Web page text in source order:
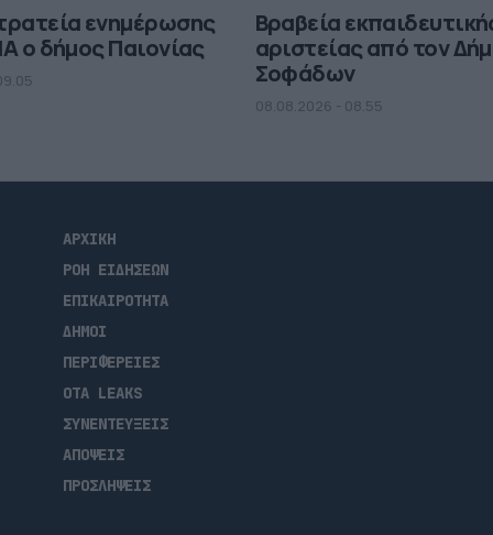
ενημέρωσης
ο δήμος Παιονίας
Βραβεία
αριστείας από τον
Σοφάδων
08.08.2026 - 08.55
ΑΡΧΙΚΗ
ΡΟΗ ΕΙΔΗΣΕΩΝ
ΕΠΙΚΑΙΡΟΤΗΤΑ
ΔΗΜΟΙ
ΠΕΡΙΦΕΡΕΙΕΣ
OTA LEAKS
ΣΥΝΕΝΤΕΥΞΕΙΣ
ΑΠΟΨΕΙΣ
ΠΡΟΣΛΗΨΕΙΣ